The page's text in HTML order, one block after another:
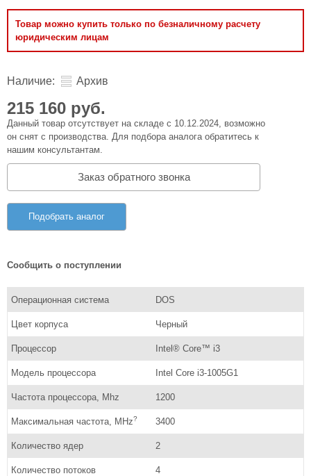
Товар можно купить только по безналичному расчету
юридическим лицам
Наличие: Архив
215 160 руб.
Данный товар отсутствует на складе с 10.12.2024, возможно
он снят с производства. Для подбора аналога обратитесь к
нашим консультантам.
Заказ обратного звонка
Подобрать аналог
Сообщить о поступлении
Операционная система DOS
Цвет корпуса Черный
Процессор Intel® Core™ i3
Модель процессора Intel Core i3-1005G1
Частота процессора, Mhz 1200
Максимальная частота, MHz? 3400
Количество ядер 2
Количество потоков 4